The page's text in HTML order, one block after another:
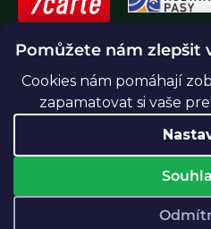
Pomůžete nám zlepšit
Cookies nám pomáhají
zapamatovat si vaše
Vytvořil